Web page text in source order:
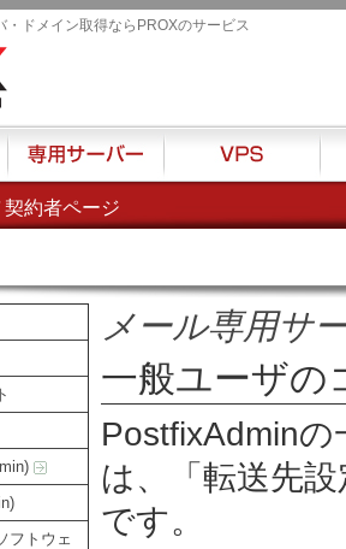
約者ページ
・ドメイン取得ならPROXのサービス
フトウェ
メール専用サ
一般ユーザの
PostfixAdmin
は、
「転送先
です。
専用サーバー VPS ハ